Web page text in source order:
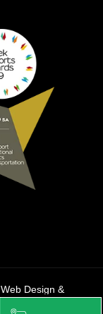
Design &